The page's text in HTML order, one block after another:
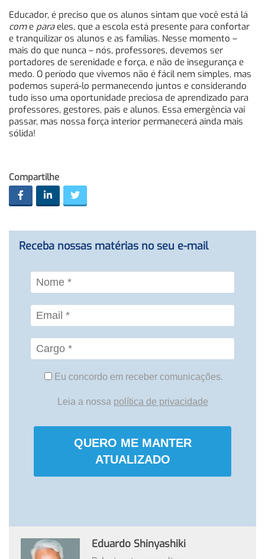
Educador, é preciso que os alunos sintam que você está lá
come paraeles, que a escola está presente para confortar
e tranquilizar os alunos e as famílias. Nesse momento –
mais do que nunca – nós, professores, devemos ser
portadores de serenidade e força, e não de insegurança e
medo. O período que vivemos não é fácil nem simples, mas
podemos superá-lo permanecendo juntos e considerando
tudo isso uma oportunidade preciosa de aprendizado para
professores, gestores, pais e alunos. Essa emergência vai
passar, mas nossa força interior permanecerá ainda mais
sólida!
Compartilhe
Receba nossas matérias no seu e-mail
Eu concordo em receber comunicações.
Leia a nossa política de privacidade
QUERO ME MANTER
ATUALIZADO
Eduardo Shinyashiki